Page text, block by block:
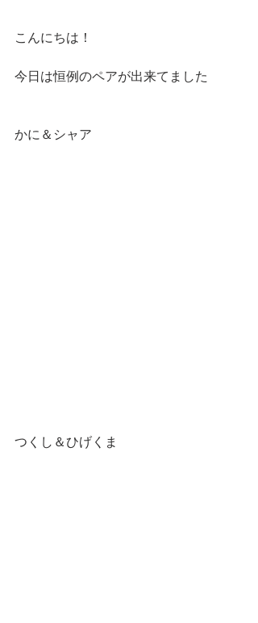
こんにちは！
今日は恒例のペアが出来てました
かに＆シャア
つくし＆ひげくま